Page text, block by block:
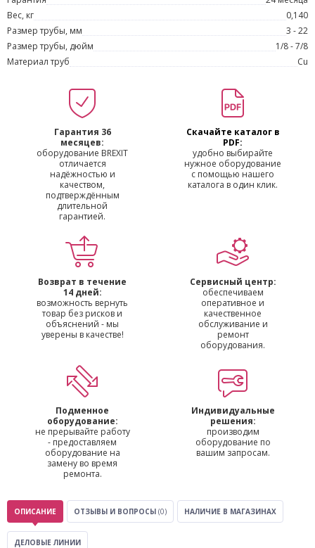
Вес, кг
0,140
Размер трубы, мм
3 - 22
Размер трубы, дюйм
1/8 - 7/8
Материал труб
Cu
Гарантия 36
месяцев:
оборудование BREXIT
отличается
надёжностью и
качеством,
подтверждённым
длительной
гарантией.
Скачайте каталог в
PDF:
удобно выбирайте
нужное оборудование
с помощью нашего
каталога в один клик.
Возврат в течение
14 дней:
возможность вернуть
товар без рисков и
объяснений - мы
уверены в качестве!
Сервисный центр:
обеспечиваем
оперативное и
качественное
обслуживание и
ремонт
оборудования.
Подменное
оборудование:
не прерывайте работу
- предоставляем
оборудование на
замену во время
ремонта.
Индивидуальные
решения:
производим
оборудование по
вашим запросам.
ОПИСАНИЕ ОТЗЫВЫ И ВОПРОСЫ (0) НАЛИЧИЕ В МАГАЗИНАХ
ДЕЛОВЫЕ ЛИНИИ